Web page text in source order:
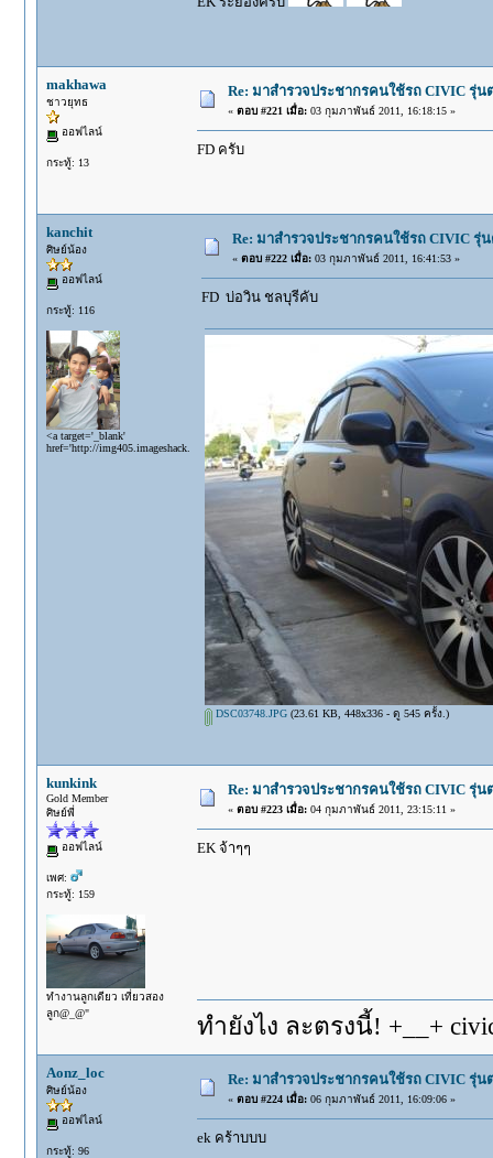
makhawa
ชาวยุทธ
ออฟไลน์
กระทู้: 13
Re: มาสำรวจประชากรคนใช้รถ CIVIC รุ่น
« ตอบ #221 เมื่อ:03 กุมภาพันธ์ 2011, 16:18:15 »
FD ครับ
kanchit
ศิษย์น้อง
ออฟไลน์
กระทู้: 116
<a target='_blank'
href='http://img405.imageshack.
Re: มาสำรวจประชากรคนใช้รถ CIVIC รุ่
« ตอบ #222 เมื่อ:03 กุมภาพันธ์ 2011, 16:41:53 »
FD บ่อวิน ชลบุรีคับ
DSC03748.JPG(23.61 KB, 448x336 - ดู 545 ครั้ง.)
kunkink
Gold Member
ศิษย์พี่
ออฟไลน์
เพศ:
กระทู้: 159
ทำงานลูกเดียว เที่ยวสอง
ลูก@_@"
Re: มาสำรวจประชากรคนใช้รถ CIVIC รุ่น
« ตอบ #223 เมื่อ:04 กุมภาพันธ์ 2011, 23:15:11 »
EK จ้าๆๆ
ทำยังไง ละตรงนี้! +__+
Aonz_loc
ศิษย์น้อง
ออฟไลน์
กระทู้: 96
Re: มาสำรวจประชากรคนใช้รถ CIVIC รุ่น
« ตอบ #224 เมื่อ:06 กุมภาพันธ์ 2011, 16:09:06 »
ek คร้าบบบ